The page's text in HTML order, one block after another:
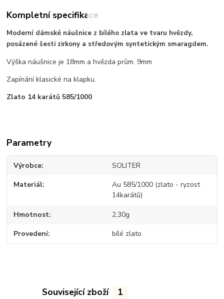
Kompletní specifikace
Moderní dámské náušnice z bílého zlata ve tvaru hvězdy,
posázené šesti zirkony a středovým syntetickým smaragdem.
Výška náušnice je 18mm a hvězda prům. 9mm
Zapínání klasické na klapku.
Zlato 14 karátů 585/1000
Parametry
Výrobce SOLITER
Materiál
Au 585/1000 (zlato - ryzost
14karátů)
Hmotnost 2,30g
Provedení bílé zlato
Související zboží 1